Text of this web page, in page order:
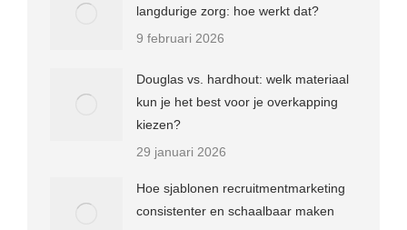
langdurige zorg: hoe werkt dat?
9 februari 2026
Douglas vs. hardhout: welk materiaal
kun je het best voor je overkapping
kiezen?
29 januari 2026
Hoe sjablonen recruitmentmarketing
consistenter en schaalbaar maken